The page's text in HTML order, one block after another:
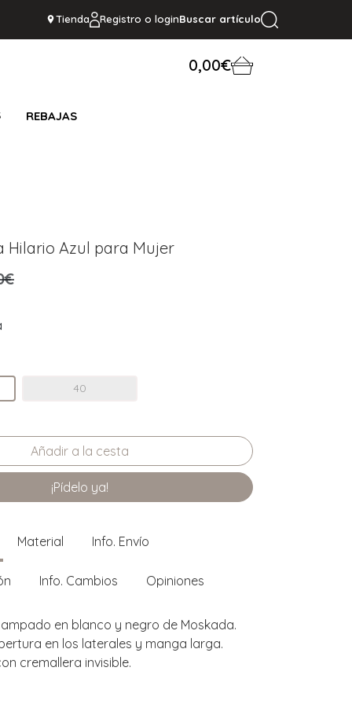
Tienda Registro o loginBuscar artículo
0,00€
REBAJAS
Hilario Azul para Mujer
40
¡Pídelo ya!
Material Info. Envío
Info. Cambios Opiniones
en blanco y negro de Moskada.
en los laterales y manga larga.
cremallera invisible.